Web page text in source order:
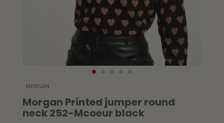
MORGAN
Morgan Printed jumper round
neck 252-Mcoeur black